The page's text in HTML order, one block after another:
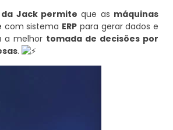
da Jack permite que as máquinas
com sistema ERP para gerar dados e
a melhor tomada de decisões por
.